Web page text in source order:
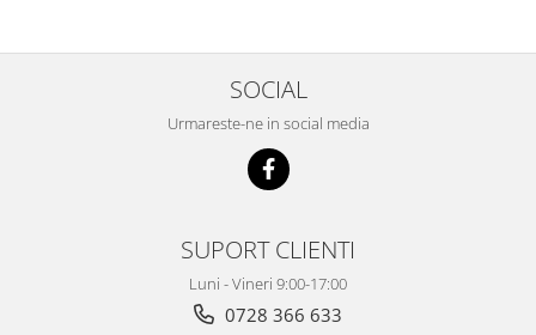
SOCIAL
Urmareste-ne in social media
SUPORT CLIENTI
Luni - Vineri 9:00-17:00
0728 366 633